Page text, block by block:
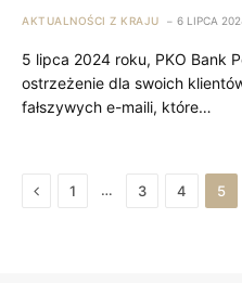
AKTUALNOŚCI Z KRAJU 6 LIPCA
5 lipca 2024 roku, PKO Bank
ostrzeżenie dla swoich
fałszywych e-maili, które…
Previous
1 … 3 4 5